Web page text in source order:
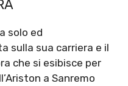
solo ed
sulla sua carriera e il
che si esibisce per
a Sanremo